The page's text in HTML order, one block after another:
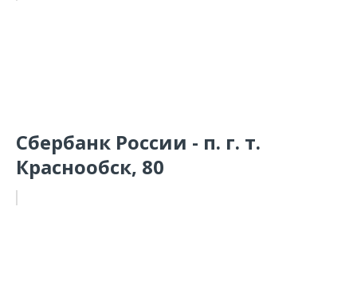
Сбербанк России - п. г. т.
Краснообск, 80